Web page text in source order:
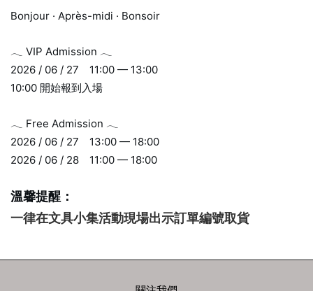
Bonjour · Après-midi · Bonsoir
𓂃 VIP Admission 𓂃
2026 / 06 / 27 11:00 — 13:00
10:00 開始報到入場
𓂃 Free Admission 𓂃
2026 / 06 / 27 13:00 — 18:00
2026 / 06 / 28 11:00 — 18:00
溫馨提醒：
一律在文具小集活動現場出示訂單編號取貨